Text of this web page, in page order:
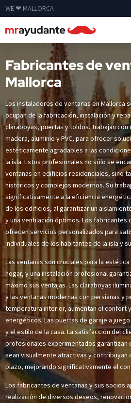
WE ❤ MALLORCA
Fabricantes de
Mallorca
Los instaladores de ventanas en Mallorca
ocupan de la fabricación, instalación y
claraboyas, puertas y toldos. Trabajan
madera, aluminio y PVC, para ofrecer
estéticamente agradables a las
la isla. Estos profesionales no sólo se
ventanas en edificios residenciales, sino
históricos y complejos modernos. Su
significativamente a la eficiencia
de los edificios, al garantizar un
y una ventilación óptimos. Los fabricantes
ofrecen servicios personalizados para
individuales de los habitantes de la isla y
Las ventanas son cruciales para la
hogar, y una instalación profesional
máximo sus ventajas. Las claraboyas
y las ventanas modernas con persianas y
temperatura interior, aumentan el confort
energéticos. Las puertas de garaje a
y el estilo de la casa. La satisfacción del
profesionales experimentados garantizan
sean visualmente atractivas y contribuyan
plazo, mejorando significativamente el
Los fabricantes de ventanas y sus socios
realización de diversos deseos,